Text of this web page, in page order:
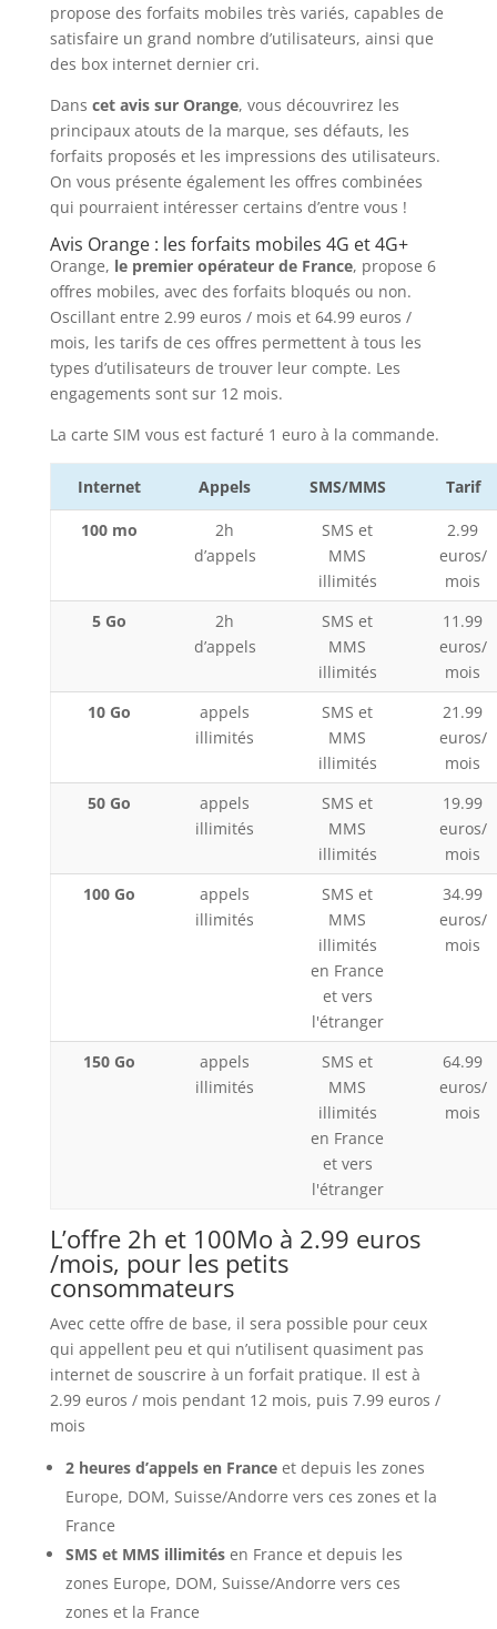
propose des forfaits mobiles très variés, capables de
satisfaire un grand nombre d’utilisateurs, ainsi que
des box internet dernier cri.
Dans cet avis sur Orange, vous découvrirez les
principaux atouts de la marque, ses défauts, les
forfaits proposés et les impressions des utilisateurs.
On vous présente également les offres combinées
qui pourraient intéresser certains d’entre vous !
Avis Orange : les forfaits mobiles 4G et 4G+
Orange, le premier opérateur de France, propose 6
offres mobiles, avec des forfaits bloqués ou non.
Oscillant entre 2.99 euros / mois et 64.99 euros /
mois, les tarifs de ces offres permettent à tous les
types d’utilisateurs de trouver leur compte. Les
engagements sont sur 12 mois.
La carte SIM vous est facturé 1 euro à la commande.
Internet Appels SMS/MMS Tarif
100 mo
2h
d’appels
SMS et
MMS
illimités
2.99
euros/
mois
5 Go
2h
d’appels
SMS et
MMS
illimités
11.99
euros/
mois
10 Go
appels
illimités
SMS et
MMS
illimités
21.99
euros/
mois
50 Go
appels
illimités
SMS et
MMS
illimités
19.99
euros/
mois
100 Go
appels
illimités
SMS et
MMS
illimités
en France
et vers
l'étranger
34.99
euros/
mois
150 Go
appels
illimités
SMS et
MMS
illimités
en France
et vers
l'étranger
64.99
euros/
mois
L’offre 2h et 100Mo à 2.99 euros
/mois, pour les petits
consommateurs
Avec cette offre de base, il sera possible pour ceux
qui appellent peu et qui n’utilisent quasiment pas
internet de souscrire à un forfait pratique. Il est à
2.99 euros / mois pendant 12 mois, puis 7.99 euros /
mois
2 heures d’appels en Franceet depuis les zones
Europe, DOM, Suisse/Andorre vers ces zones et la
France
SMS et MMS illimitésen France et depuis les
zones Europe, DOM, Suisse/Andorre vers ces
zones et la France